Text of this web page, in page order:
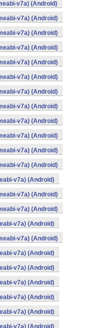
v7a) (Android)
v7a) (Android)
v7a) (Android)
v7a) (Android)
v7a) (Android)
v7a) (Android)
v7a) (Android)
v7a) (Android)
v7a) (Android)
v7a) (Android)
v7a) (Android)
v7a) (Android)
v7a) (Android)
v7a) (Android)
v7a) (Android)
v7a) (Android)
v7a) (Android)
v7a) (Android)
v7a) (Android)
v7a) (Android)
v7a) (Android)
v7a) (Android)
v7a) (Android)